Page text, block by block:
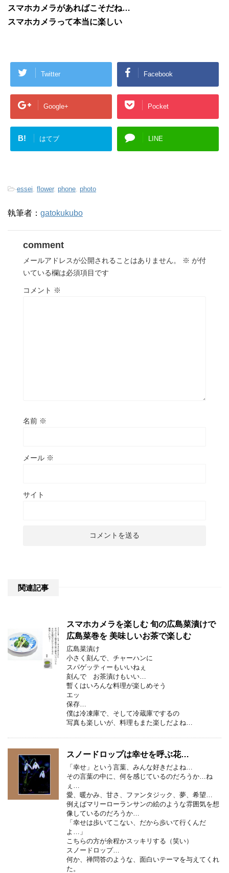
スマホカメラがあればこそだね…
スマホカメラって本当に楽しい
Twitter Facebook
Google+ Pocket
B! はてブ LINE
-essei flower, phone photo
執筆者： gatokukubo
comment
メールアドレスが公開されることはありません。 ※ が付
いている欄は必須項目です
コメント ※
名前 ※
メール ※
サイト
関連記事
スマホカメラを楽しむ 旬の広島菜漬けで
広島菜巻を 美味しいお茶で楽しむ
広島菜漬け
小さく刻んで、チャーハンに
スパゲッティーもいいねぇ
刻んで お茶漬けもいい…
暫くはいろんな料理が楽しめそう
エッ
保存…
僕は冷凍庫で、そして冷蔵庫でするの
写真も楽しいが、料理もまた楽しだよね…
スノードロップは幸せを呼ぶ花…
「幸せ」という言葉、みんな好きだよね…
その言葉の中に、何を感じているのだろうか…ね
ぇ…
愛、暖かみ、甘さ、ファンタジック、夢、希望…
例えばマリーローランサンの絵のような雰囲気を想
像しているのだろうか…
「幸せは歩いてこない、だから歩いて行くんだ
よ…」
こちらの方が余程かスッキリする（笑い）
スノードロップ…
何か、禅問答のような、面白いテーマを与えてくれ
た。